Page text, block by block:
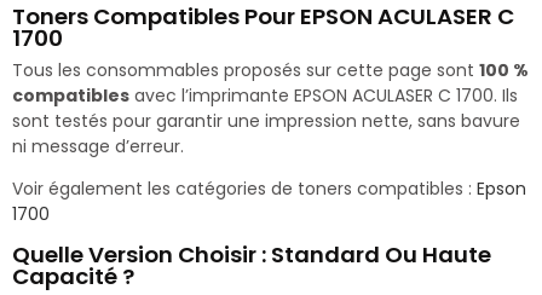
Toners Compatibles Pour EPSON ACULASER C
1700
Tous les consommables proposés sur cette page sont 100 %
compatibles avec l’imprimante EPSON ACULASER C 1700. Ils
sont testés pour garantir une impression nette, sans bavure
ni message d’erreur.
Voir également les catégories de toners compatibles : Epson
1700
Quelle Version Choisir : Standard Ou Haute
Capacité ?